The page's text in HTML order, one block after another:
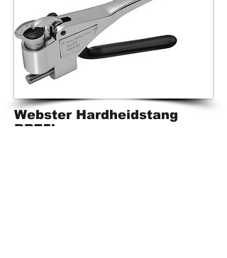
Webster Hardheidstang
BB75b